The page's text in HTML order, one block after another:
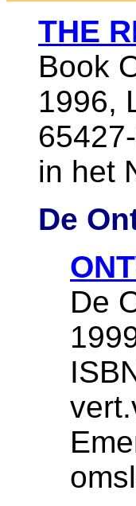
THE
Book
1996,
in het
De
De